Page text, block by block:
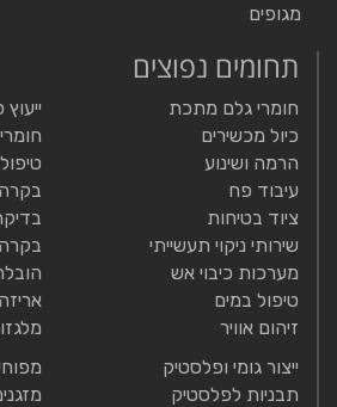
מגופים
תחומים נפוצים
חומרי גלם מתכת
כיול מכשירים
הרמה ושינוע
עיבוד פח
ציוד בטיחות
שירותי ניקוי תעשייתי
מערכות כיבוי אש
טיפול במים
זיהום אוויר
בקרה
ייצור גומי ופלסטיק
תבניות לפלסטיק